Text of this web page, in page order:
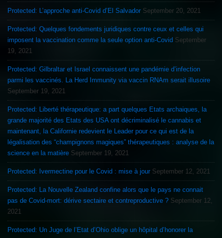
Protected: L’approche anti-Covid d’El Salvador September 20, 2021
Protected: Quelques fondements juridiques contre ceux et celles qui
imposent la vaccination comme la seule option anti-Covid September
19, 2021
Protected: Gilbraltar et Israel connaissent une pandémie d’infection
parmi les vaccinés. La Herd Immunity via vaccin RNAm serait illusoire
September 19, 2021
Protected: Liberté thérapeutique: a part quelques Etats archaiques, la
grande majorité des Etats des USA ont décriminalisé le cannabis et
maintenant, la Californie redevient le Leader pour ce qui est de la
légalisation des “champignons magiques” thérapeutiques : analyse de la
science en la matière September 19, 2021
Protected: Ivermectine pour le Covid : mise à jour September 12, 2021
Protected: La Nouvelle Zealand confine alors que le pays ne connait
pas de Covid-mort: dérive sectaire et contreproductive ? September 12,
2021
Protected: Un Juge de l’Etat d’Ohio oblige un hôpital d’honorer la